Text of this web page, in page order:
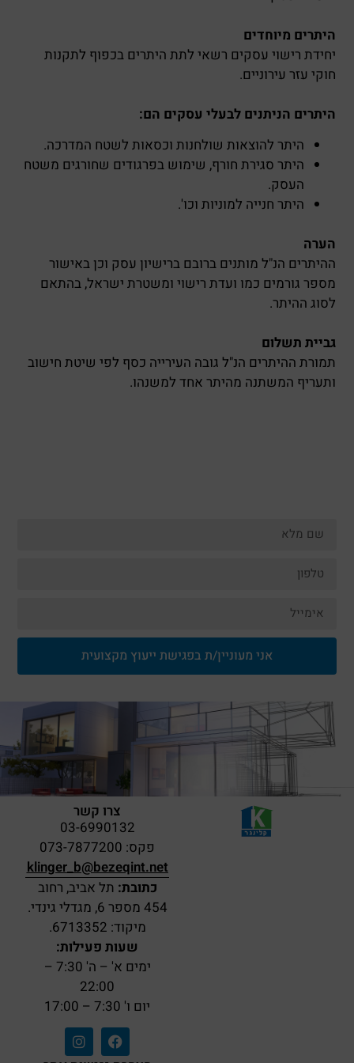
היתרים מיוחדים
יחידת רישוי עסקים רשאי לתת היתרים בכפוף לתקנות
חוקי עזר עירוניים.
היתרים הניתנים לבעלי עסקים הם:
היתר להוצאות שולחנות וכסאות לשטח המדרכה.
היתר סגירת חורף, שימוש בפרגודים שחורגים משטח
העסק.
היתר חנייה למוניות וכו'.
הערה
ההיתרים הנ"ל מותנים ברובם ברישיון עסק וכן באישור
מספר גורמים כמו ועדת רישוי ומשטרת ישראל, בהתאם
לסוג ההיתר.
גביית תשלום
תמורת ההיתרים הנ"ל גובה העירייה כסף לפי שיטת חישוב
ותעריף המשתנה מהיתר אחד למשנהו.
אני מעוניין/ת בפגישת ייעוץ מקצועית
צרו קשר
03-6990132
פקס: 073-7877200
klinger_b@bezeqint.net
כתובת: תל אביב, רחוב
454 מספר 6, מגדלי גינדי.
מיקוד: 6713352.
שעות פעילות:
ימים א' – ה' 7:30 –
22:00
יום ו' 7:30 – 17:00